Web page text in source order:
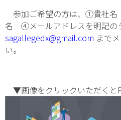
参加ご希望の方は、①貴
名 ④メールアドレスを明記の
sagallegedx@gmail.com まで
い。
▼画像をクリックいただくと